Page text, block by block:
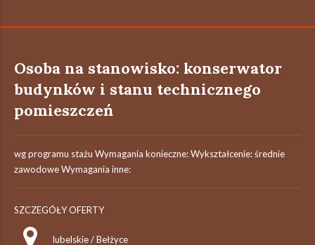
Osoba na stanowisko: konserwator
budynków i stanu technicznego
pomieszczeń
wg programu stażu Wymagania konieczne: Wykształcenie: średnie
zawodowe Wymagania inne:
SZCZEGÓŁY OFERTY
lubelskie / Bełżyce